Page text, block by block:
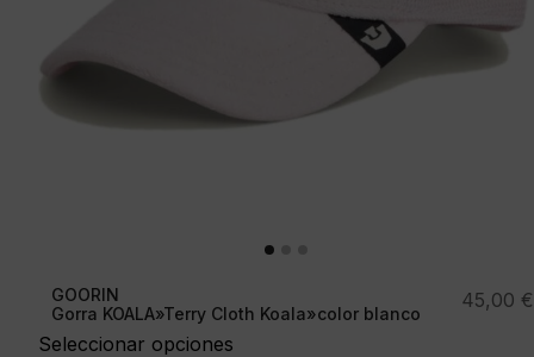
GOORIN
Gorra KOALA»Terry Cloth Koala»color blanco
Seleccionar opciones
45,00 €